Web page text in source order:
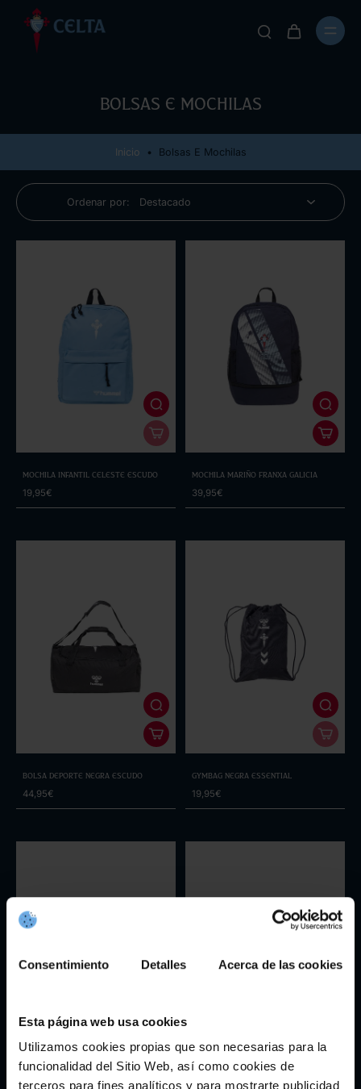
Consentimiento Detalles Acerca de las cookies
Esta página web usa cookies
Utilizamos cookies propias que son necesarias para la
funcionalidad del Sitio Web, así como cookies de
terceros para fines analíticos y para mostrarte publicidad
Bolsas e mochilas
Inicio • Bolsas E Mochilas
Ordenar por:
Mochila Infantil Celeste Escudo
19,95€
Mochila Mariño Franxa Galicia
39,95€
Bolsa Deporte Negra Escudo
44,95€
Gymbag Negra Essential
19,95€